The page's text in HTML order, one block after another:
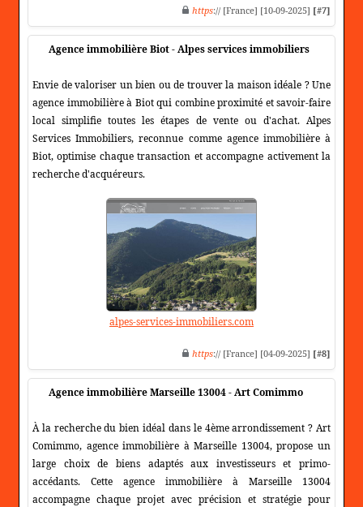
https:// [France] [10-09-2025] [#7]
Agence immobilière Biot - Alpes services immobiliers
Envie de valoriser un bien ou de trouver la maison idéale ? Une
agence immobilière à Biot qui combine proximité et savoir-faire
local simplifie toutes les étapes de vente ou d'achat. Alpes
Services Immobiliers, reconnue comme agence immobilière à
Biot, optimise chaque transaction et accompagne activement la
recherche d'acquéreurs.
alpes-services-immobiliers.com
https:// [France] [04-09-2025] [#8]
Agence immobilière Marseille 13004 - Art Comimmo
À la recherche du bien idéal dans le 4ème arrondissement ? Art
Comimmo, agence immobilière à Marseille 13004, propose un
large choix de biens adaptés aux investisseurs et primo-
accédants. Cette agence immobilière à Marseille 13004
accompagne chaque projet avec précision et stratégie pour